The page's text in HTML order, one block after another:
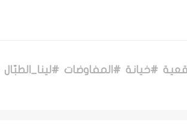
#خيانة #المفاوضات #لينا_الطبّال